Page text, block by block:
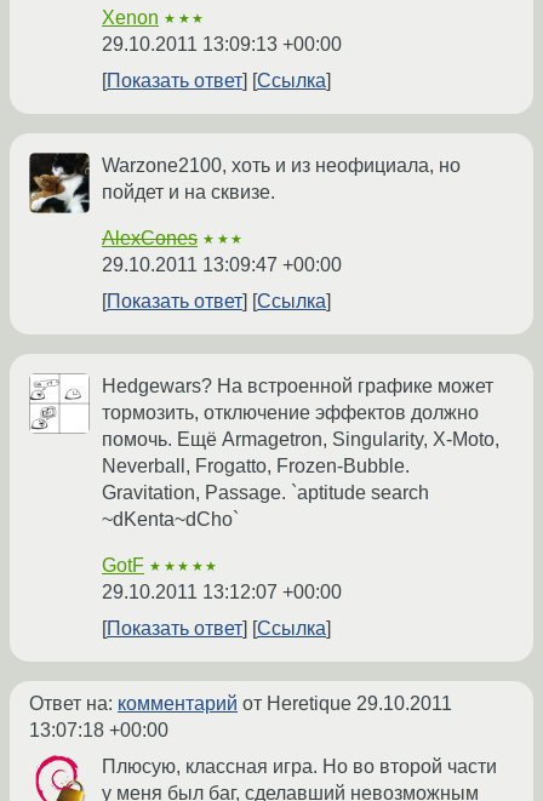
Xenon ★★★
29.10.2011 13:09:13 +00:00
Показать ответ
Ссылка
Warzone2100, хоть и из неофициала, но
пойдет и на сквизе.
AlexCones ★★★
29.10.2011 13:09:47 +00:00
Показать ответ
Ссылка
Hedgewars? На встроенной графике может
тормозить, отключение эффектов должно
помочь. Ещё Armagetron, Singularity, X-Moto,
Neverball, Frogatto, Frozen-Bubble.
Gravitation, Passage. `aptitude search
~dKenta~dCho`
GotF ★★★★★
29.10.2011 13:12:07 +00:00
Показать ответ
Ссылка
Ответ на: комментарий от Heretique 29.10.2011
13:07:18 +00:00
Плюсую, классная игра. Но во второй части
у меня был баг, сделавший невозможным